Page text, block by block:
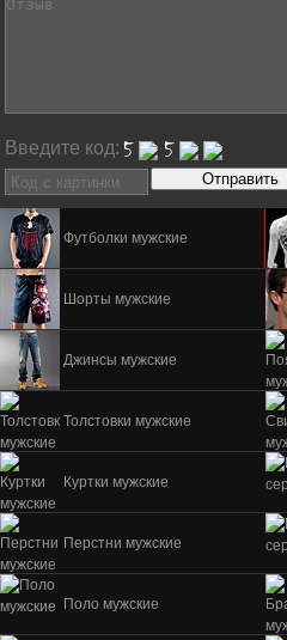
Футболки мужские
Шорты мужские
Джинсы мужские
Толстовки мужские
Куртки мужские
Перстни мужские
Поло мужские
Введите код: